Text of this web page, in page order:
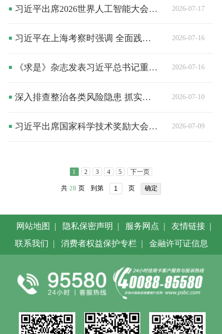
2026-07-17
习近平出席2026世界人工智能大会暨人工智能全球治理高级别会议开幕式并发表主旨讲话
2026-07-16
习近平在上海考察时强调 全面践行人民城市理念 高质量推进城市更新
2026-07-16
《求是》杂志发表习近平总书记重要文章《在庆祝中国共产党成立105周年大会上的讲话》
2026-07-10
深入排查整治各类风险隐患 抓实抓细安全生产措施落实坚决防止重特大事故发生
2026-07-09
习近平出席国家科学技术奖励大会两院院士大会中国科协第十一次全国代表大会并发表重要讲话
1 2 3 4 5 下一页
共 28 页 到第 页 确定
网站地图 | 隐私保密声明 | 服务网点 | 友情链接 |
联系我们 | 消费者权益保护专栏 | 金融许可证信息